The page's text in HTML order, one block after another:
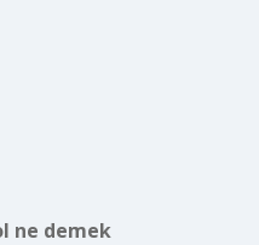
ne demek